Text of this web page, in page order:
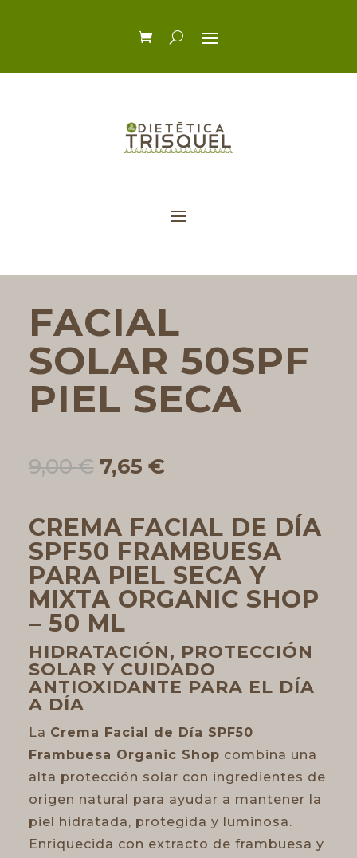
FACIAL
SOLAR 50SPF
PIEL SECA
9,00€ El
precio
era:
9,00 €.
7,65 €El
es:
7,65 €.
CREMA FACIAL DE DÍA
SPF50 FRAMBUESA
PARA PIEL SECA Y
MIXTA ORGANIC SHOP
– 50 ML
HIDRATACIÓN, PROTECCIÓN
SOLAR Y CUIDADO
ANTIOXIDANTE PARA EL DÍA
A DÍA
La Crema Facial de Día SPF50
Frambuesa Organic Shop combina una
alta protección solar con ingredientes de
origen natural para ayudar a mantener la
piel hidratada, protegida y luminosa.
Enriquecida con extracto de frambuesa y